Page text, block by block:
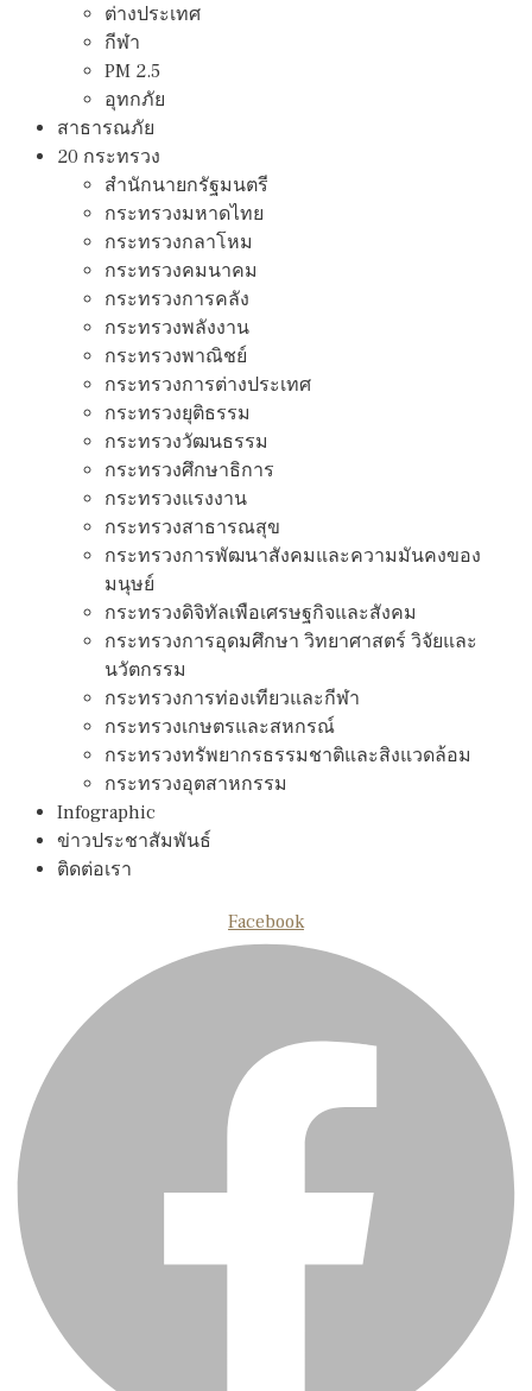
ต่างประเทศ
กีฬา
PM 2.5
อุทกภัย
สาธารณภัย
20 กระทรวง
สํานักนายกรัฐมนตรี
กระทรวงมหาดไทย
กระทรวงกลาโหม
กระทรวงคมนาคม
กระทรวงการคลัง
กระทรวงพลังงาน
กระทรวงพาณิชย์
กระทรวงการต่างประเทศ
กระทรวงยุติธรรม
กระทรวงวัฒนธรรม
กระทรวงศึกษาธิการ
กระทรวงแรงงาน
กระทรวงสาธารณสุข
กระทรวงการพัฒนาสังคมและความมันคงของ
มนุษย์
กระทรวงดิจิทัลเพือเศรษฐกิจและสังคม
กระทรวงการอุดมศึกษา วิทยาศาสตร์ วิจัยและ
นวัตกรรม
กระทรวงการท่องเทียวและกีฬา
กระทรวงเกษตรและสหกรณ์
กระทรวงทรัพยากรธรรมชาติและสิงแวดล้อม
กระทรวงอุตสาหกรรม
Infographic
ข่าวประชาสัมพันธ์
ติดต่อเรา
Facebook